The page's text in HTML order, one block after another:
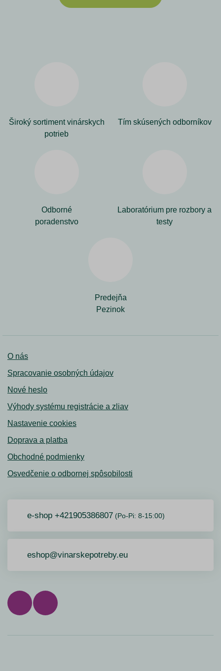
Široký sortiment vinárskych
potrieb
Tím skúsených odborníkov
Odborné
poradenstvo
Laboratórium pre rozbory a
testy
Predejňa
Pezinok
O nás
Spracovanie osobných údajov
Nové heslo
Výhody systému registrácie a zliav
Nastavenie cookies
Doprava a platba
Obchodné podmienky
Osvedčenie o odbornej spôsobilosti
e-shop +421905386807 (Po-Pi: 8-15:00)
eshop@vinarskepotreby.eu